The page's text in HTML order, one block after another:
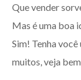
Que vender
Mas é uma boa
Sim! Tenha
muitos, veja